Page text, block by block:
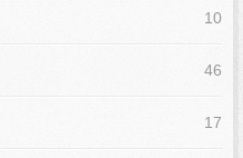
10
46
17